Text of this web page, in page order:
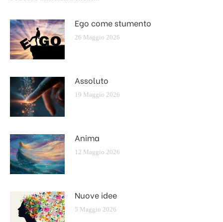
Ego come stumento
26 Maggio 2026
Assoluto
19 Maggio 2026
Anima
12 Maggio 2026
Nuove idee
5 Maggio 2026